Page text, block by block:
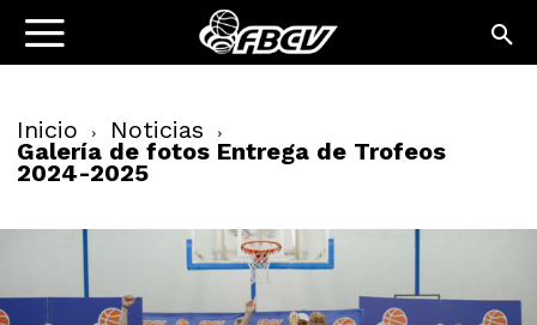
Inicio Noticias
Galería de fotos Entrega de Trofeos
2024-2025